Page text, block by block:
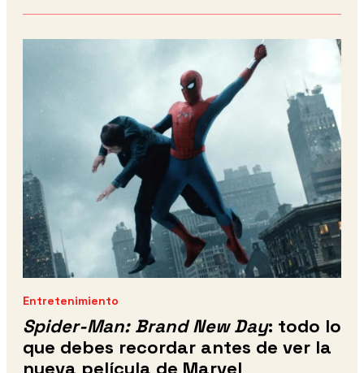
Entretenimiento
Spider-Man: Brand New Day: todo lo
que debes recordar antes de ver la